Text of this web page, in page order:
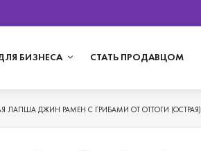
БИЗНЕСА СТАТЬ ПРОДАВЦОМ
ЛАПША ДЖИН РАМЕН С ГРИБАМИ ОТ ОТТОГИ (ОСТРАЯ)